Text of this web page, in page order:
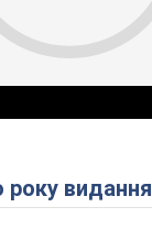
року видання